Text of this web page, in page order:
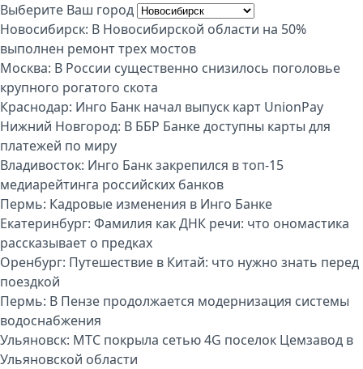
Выберите Ваш город
Новосибирск: В Новосибирской области на 50%
выполнен ремонт трех мостов
Москва: В России существенно снизилось поголовье
крупного рогатого скота
Краснодар: Инго Банк начал выпуск карт UnionPay
Нижний Новгород: В ББР Банке доступны карты для
платежей по миру
Владивосток: Инго Банк закрепился в топ-15
медиарейтинга российских банков
Пермь: Кадровые изменения в Инго Банке
Екатеринбург: Фамилия как ДНК речи: что ономастика
рассказывает о предках
Оренбург: Путешествие в Китай: что нужно знать перед
поездкой
Пермь: В Пензе продолжается модернизация системы
водоснабжения
Ульяновск: МТС покрыла сетью 4G поселок Цемзавод в
Ульяновской области